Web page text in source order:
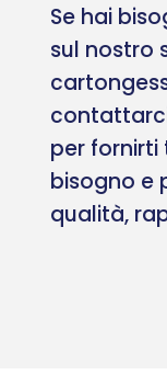
Se hai
sul nostro
per fornirti
bisogno e
qualità,